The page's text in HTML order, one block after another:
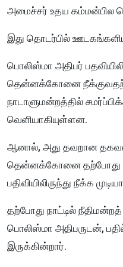
அமைச்சர் உதய கம்மன்பில
இது தொடர்பில்
பொலிஸ்மா அதிபர்
தென்னக்கோனை
நாடாளுமன்றத்தில்
வெளியாகியுள்ளன.
ஆனால், அது தவறான
தென்னக்கோனை தற்போது
பதிவியிலிருந்து நீக்க
தற்போது நாட்டில்
பொலிஸ்மா அதிபருடன்,
இருக்கின்றார்.